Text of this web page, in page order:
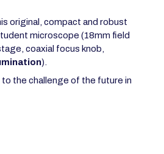
original, compact and robust
microscope (18mm field
coaxial focus knob,
).
the challenge of the future in